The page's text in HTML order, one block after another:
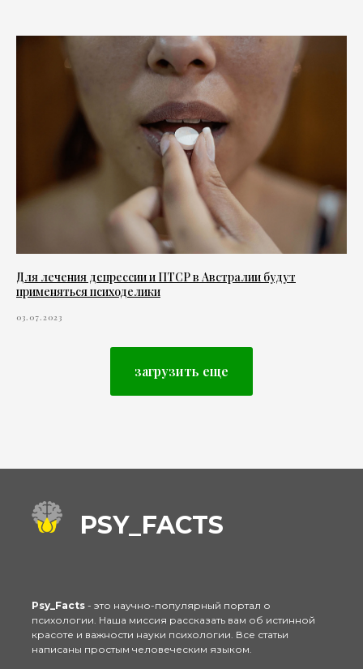
Для лечения депрессии и ПТСР в Австралии будут
применяться психоделики
03.07.2023
загрузить еще
PSY_FACTS
Psy_Facts - это научно-популярный портал о
психологии. Наша миссия рассказать вам об истинной
красоте и важности науки психологии. Все статьи
написаны простым человеческим языком.